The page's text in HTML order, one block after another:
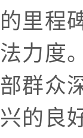
的里程
法力度
部群众
兴的良